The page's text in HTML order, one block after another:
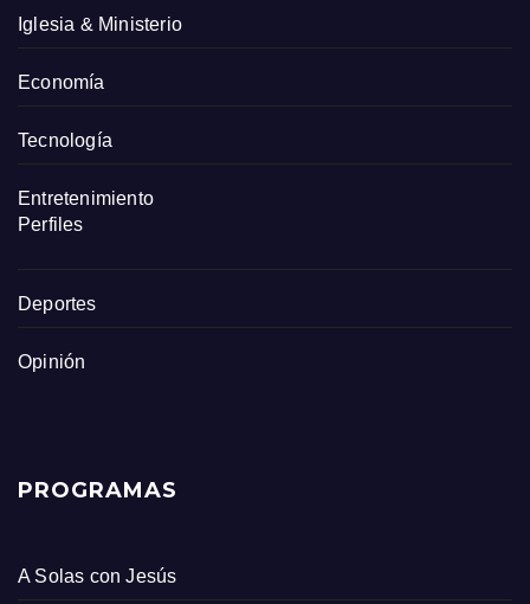
Iglesia & Ministerio
Economía
Tecnología
Entretenimiento
Perfiles
Deportes
Opinión
PROGRAMAS
A Solas con Jesús